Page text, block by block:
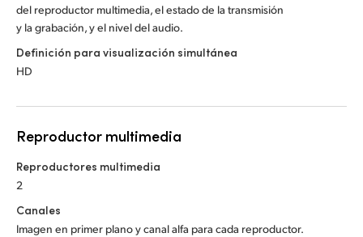
del reproductor multimedia, el estado de la transmisión
y la grabación, y el nivel del audio.
Definición para visualización simultánea
HD
Reproductor multimedia
Reproductores multimedia
2
Canales
Imagen en primer plano y canal alfa para cada reproductor.